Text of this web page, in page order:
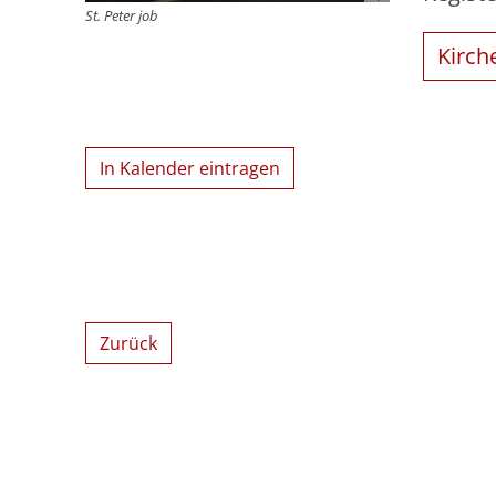
St. Peter job
In Kalender eintragen
Zurück